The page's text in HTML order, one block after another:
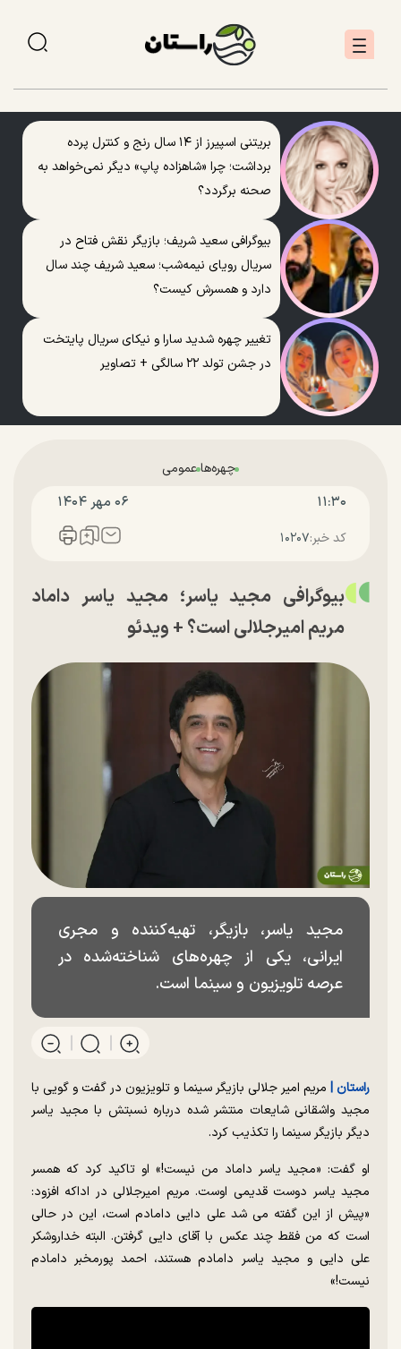
بریتنی اسپیرز از ۱۴ سال رنج و کنترل پرده
برداشت؛ چرا «شاهزاده پاپ» دیگر نمی‌خواهد به
صحنه برگردد؟
بیوگرافی سعید شریف؛ بازیگر نقش فتاح در
سریال رویای نیمه‌شب؛ سعید شریف چند سال
دارد و همسرش کیست؟
تغییر چهره شدید سارا و نیکای سریال پایتخت
در جشن تولد ۲۲ سالگی + تصاویر
چهره‌هاعمومی
۱۱:۳۰ ۰۶ مهر ۱۴۰۴
کد خبر:۱۰۲۰۷
بیوگرافی مجید یاسر؛ مجید یاسر داماد
مریم امیرجلالی است؟ + ویدئو
مجید یاسر، بازیگر، تهیه‌کننده و مجری
ایرانی، یکی از چهره‌های شناخته‌شده در
عرصه تلویزیون و سینما است.
راستان | مریم امیر جلالی بازیگر سینما و تلویزیون در گفت و گویی با
مجید واشقانی شایعات منتشر شده درباره نسبتش با مجید یاسر
دیگر بازیگر سینما را تکذیب کرد.
او گفت: «مجید یاسر داماد من نیست!» او تاکید کرد که همسر
مجید یاسر دوست قدیمی اوست. مریم امیرجلالی در اداکه افزود:
«پیش از این گفته می شد علی دایی دامادم است، این در حالی
است که من فقط چند عکس با آقای دایی گرفتن. البته خداروشکر
علی دایی و مجید یاسر دامادم هستند، احمد پورمخبر دامادم
نیست!»